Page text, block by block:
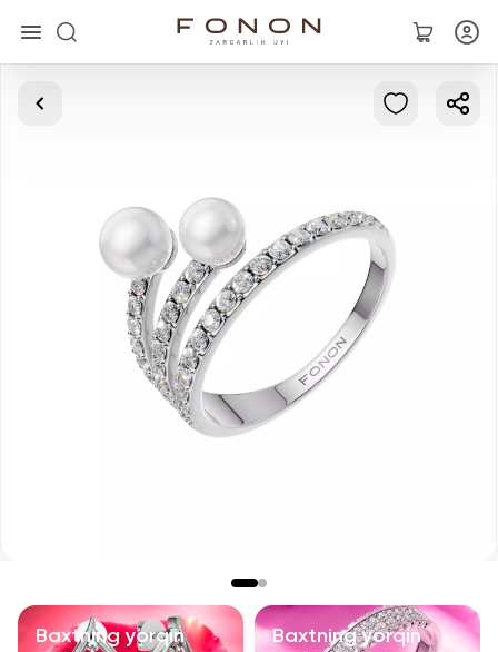
Asosiy
Bilaguzuklar
Aksessuarlar
Baxtning yorqin
Baxtning yorqin